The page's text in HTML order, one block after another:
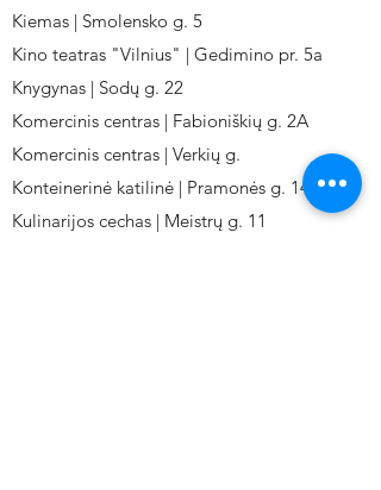
Kiemas | Smolensko g. 5
Kino teatras "Vilnius" | Gedimino pr. 5a
Knygynas | Sodų g. 22
Komercinis centras | Fabioniškių g. 2A
Komercinis centras | Verkių g.
Konteinerinė katilinė | Pramonės g. 141
Kulinarijos cechas | Meistrų g. 11